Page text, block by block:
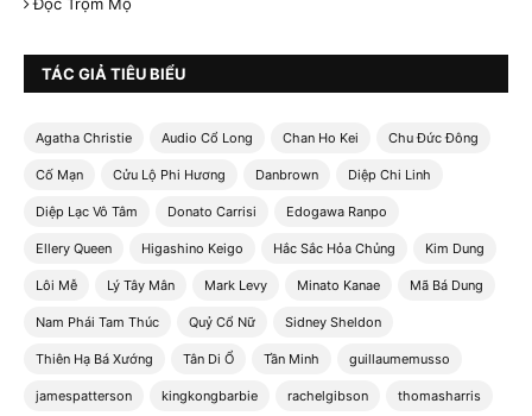
TÁC GIẢ TIÊU BIỂU
Agatha Christie Audio Cổ Long Chan Ho Kei Chu Đức Đông
Cố Mạn Cửu Lộ Phi Hương Danbrown Diệp Chi Linh
Diệp Lạc Vô Tâm Donato Carrisi Edogawa Ranpo
Ellery Queen Higashino Keigo Hắc Sắc Hỏa Chủng Kim Dung
Lôi Mễ Lý Tây Mân Mark Levy Minato Kanae Mã Bá Dung
Nam Phái Tam Thúc Quỷ Cổ Nữ Sidney Sheldon
Thiên Hạ Bá Xướng Tân Di Ổ Tần Minh guillaumemusso
jamespatterson kingkongbarbie rachelgibson thomasharris